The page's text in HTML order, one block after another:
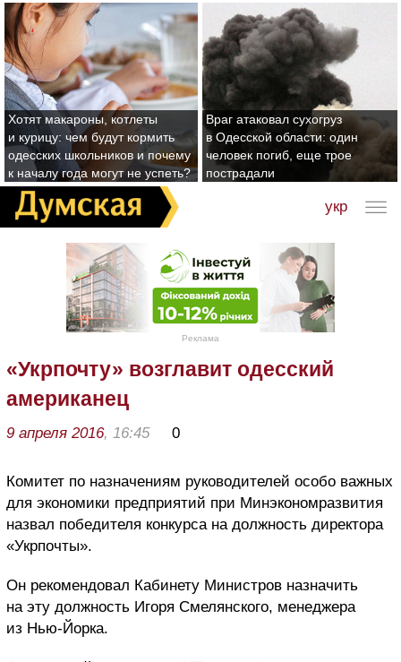
Хотят макароны, котлеты
и курицу: чем будут кормить
одесских школьников и почему
к началу года могут не успеть?
Враг атаковал сухогруз
в Одесской области: один
человек погиб, еще трое
пострадали
укр
Реклама
«Укрпочту» возглавит одесский
американец
9 апреля 2016, 16:45 0
Комитет по назначениям руководителей особо важных
для экономики предприятий при Минэкономразвития
назвал победителя конкурса на должность директора
«Укрпочты».
Он рекомендовал Кабинету Министров назначить
на эту должность Игоря Смелянского, менеджера
из Нью-Йорка.